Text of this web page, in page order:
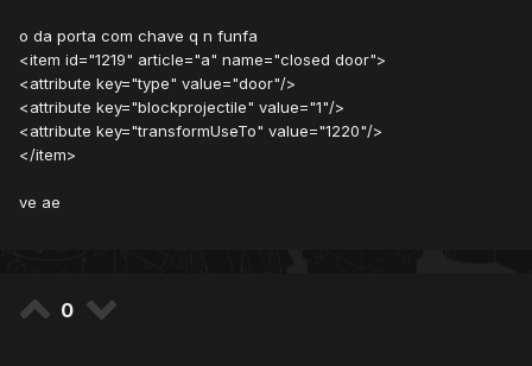
o da porta com chave q n funfa
<item id="1219" article="a" name="closed door">
<attribute key="type" value="door"/>
<attribute key="blockprojectile" value="1"/>
<attribute key="transformUseTo" value="1220"/>
</item>
ve ae
0